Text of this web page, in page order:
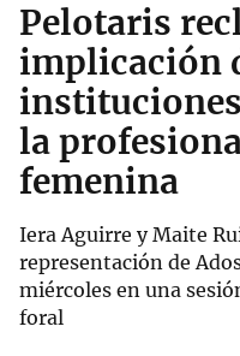
Pelotaris
implicación
la
femenina
Iera Aguirre y Maite
representación de
miércoles en una
foral